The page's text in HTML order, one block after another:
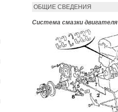
ОБЩИЕ СВЕДЕНИЯ
Система смазки двигателя